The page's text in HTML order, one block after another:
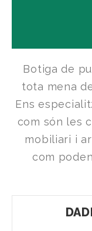
Botiga de
tota mena
Ens
com són les
mobiliari i
com